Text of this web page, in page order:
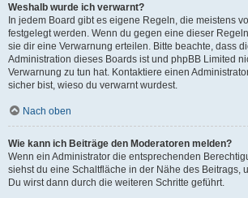
Weshalb wurde ich verwarnt?
In jedem Board gibt es eigene Regeln, die meistens
festgelegt werden. Wenn du gegen eine dieser
sie dir eine Verwarnung erteilen. Bitte beachte, dass
Administration dieses Boards ist und phpBB Limited
Verwarnung zu tun hat. Kontaktiere einen
sicher bist, wieso du verwarnt wurdest.
Nach oben
Wie kann ich Beiträge den Moderatoren melden?
Wenn ein Administrator die entsprechenden
siehst du eine Schaltfläche in der Nähe des Beitrags,
Du wirst dann durch die weiteren Schritte geführt.